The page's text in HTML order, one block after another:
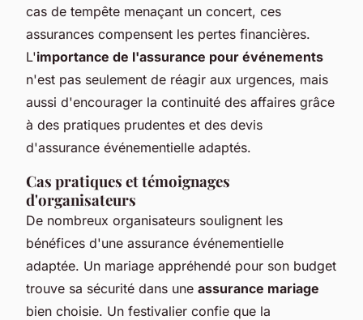
cas de tempête menaçant un concert, ces
assurances compensent les pertes financières.
L'importance de l'assurance pour événements
n'est pas seulement de réagir aux urgences, mais
aussi d'encourager la continuité des affaires grâce
à des pratiques prudentes et des devis
d'assurance événementielle adaptés.
Cas pratiques et témoignages
d'organisateurs
De nombreux organisateurs soulignent les
bénéfices d'une assurance événementielle
adaptée. Un mariage appréhendé pour son budget
trouve sa sécurité dans une assurance mariage
bien choisie. Un festivalier confie que la